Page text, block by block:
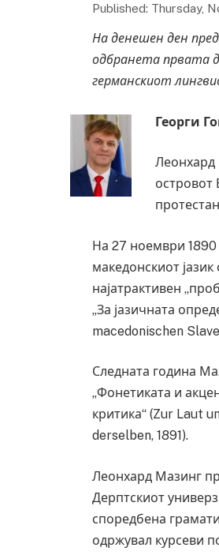
Published: Thursday,
На денешен ден
одбранета првата
германскиот
Георги
Леонхард
островот
На 27 ноември 1890
македонскиот
најатрактивен
„За јазичната
macedonischen
Следната година
„Фонетиката и
критика“ (Zur Laut
derselben, 1891).
Леонхард Мазинг
Дерптскиот
споредбена
одржувал курсеви